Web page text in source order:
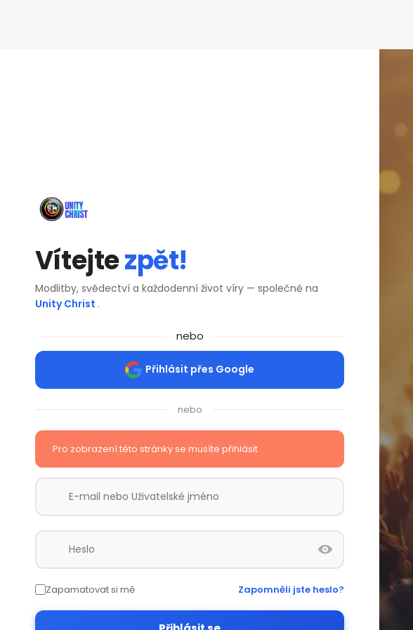
Vítejtezpět!
Modlitby, svědectví a každodenní život víry — společně na
Unity Christ .
nebo
Přihlásit přes Google
nebo
Pro zobrazení této stránky se musíte přihlásit
Zapamatovat si mě Zapomněli jste heslo?